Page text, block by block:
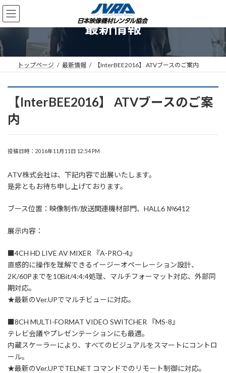
コ
ン
テ
ツ
へ
ナ
ビ
ゲ
シ
ョ
最新情報
トップページ 最新情報 【InterBEE2016】 ATVブースのご案内
【InterBEE2016】 ATVブースのご案
内
投稿日時：2016年11月11日 12:54 PM
ATV株式会社は、下記内容で出展いたします。
是非ともお待ち申し上げております。
ブース位置：映像制作/放送関連機材部門、HALL6 №6412
展示内容：
■4CH HD LIVE AV MIXER 『A-PRO-4』
直感的に操作を理解できるイージーオペーレーション設計、
2K/60Pまでを10Bit/4:4:4処理、マルチフォーマット対応、外部同
期対応。
★最新のVer.UPでマルチビューに対応。
■8CH MULTI-FORMAT VIDEO SWITCHER 『MS-8』
テレビ会議やプレゼンテーションにも最適。
内蔵スケーラーにより、すべてのビジュアルをスマートにコントロ
ール。
★最新のVer.UPでTELNET コマンドでのリモート制御に対応。